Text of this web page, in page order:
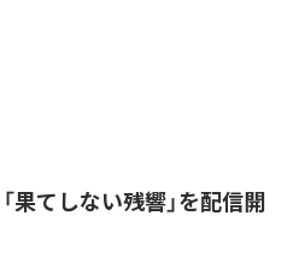
果てしない残響」を配信開